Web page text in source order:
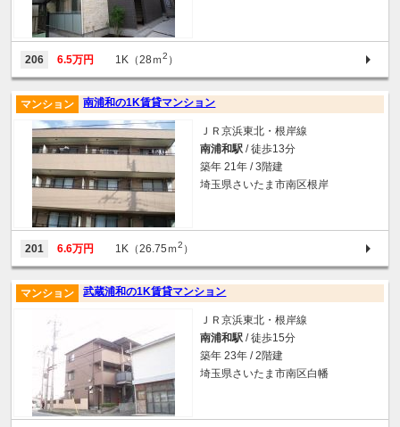
206 6.5万円 1K（28ｍ2 ）
南浦和の1K賃貸マンション
マンション
ＪＲ京浜東北・根岸線
南浦和駅 / 徒歩13分
築年 21年 / 3階建
埼玉県さいたま市南区根岸
201 6.6万円 1K（26.75ｍ2 ）
武蔵浦和の1K賃貸マンション
マンション
ＪＲ京浜東北・根岸線
南浦和駅 / 徒歩15分
築年 23年 / 2階建
埼玉県さいたま市南区白幡